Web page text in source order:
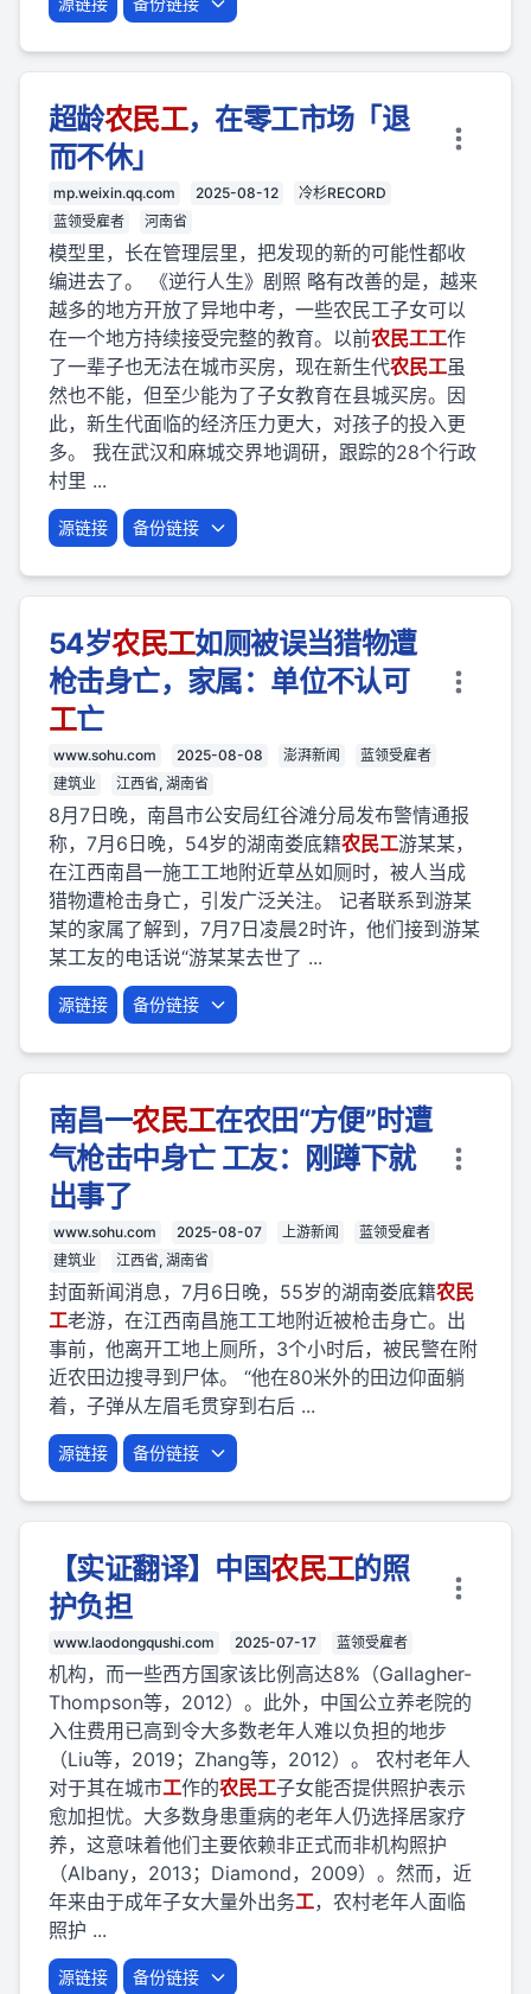
超龄农民工，在零工市场「退
而不休」
mp.weixin.qq.com 2025-08-12
冷杉RECORD
蓝领受雇者
河南省
模型里，长在管理层里，把发现的新的可能性都收
编进去了。 《逆行人生》剧照 略有改善的是，越来
越多的地方开放了异地中考，一些农民工子女可以
在一个地方持续接受完整的教育。以前农民工工作
了一辈子也无法在城市买房，现在新生代农民工虽
然也不能，但至少能为了子女教育在县城买房。因
此，新生代面临的经济压力更大，对孩子的投入更
多。 我在武汉和麻城交界地调研，跟踪的28个行政
村里 ...
源链接 备份链接
54岁农民工如厕被误当猎物遭
枪击身亡，家属：单位不认可
工亡
www.sohu.com 2025-08-08 澎湃新闻
蓝领受雇者
建筑业
江西省, 湖南省
8月7日晚，南昌市公安局红谷滩分局发布警情通报
称，7月6日晚，54岁的湖南娄底籍农民工游某某，
在江西南昌一施工工地附近草丛如厕时，被人当成
猎物遭枪击身亡，引发广泛关注。 记者联系到游某
某的家属了解到，7月7日凌晨2时许，他们接到游某
某工友的电话说“游某某去世了 ...
源链接 备份链接
南昌一农民工在农田“方便”时遭
气枪击中身亡 工友：刚蹲下就
出事了
www.sohu.com 2025-08-07 上游新闻
蓝领受雇者
建筑业
江西省, 湖南省
封面新闻消息，7月6日晚，55岁的湖南娄底籍农民
工老游，在江西南昌施工工地附近被枪击身亡。出
事前，他离开工地上厕所，3个小时后，被民警在附
近农田边搜寻到尸体。 “他在80米外的田边仰面躺
着，子弹从左眉毛贯穿到右后 ...
源链接 备份链接
【实证翻译】中国农民工的照
护负担
www.laodongqushi.com 2025-07-17 蓝领受雇者
机构，而一些西方国家该比例高达8%（Gallagher-
Thompson等，2012）。此外，中国公立养老院的
入住费用已高到令大多数老年人难以负担的地步
（Liu等，2019；Zhang等，2012）。 农村老年人
对于其在城市工作的农民工子女能否提供照护表示
愈加担忧。大多数身患重病的老年人仍选择居家疗
养，这意味着他们主要依赖非正式而非机构照护
（Albany，2013；Diamond，2009）。然而，近
年来由于成年子女大量外出务工，农村老年人面临
照护 ...
源链接 备份链接